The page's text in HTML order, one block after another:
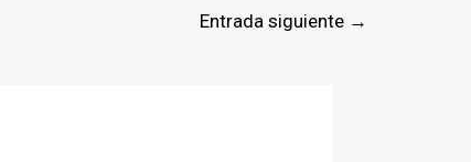
Entrada siguiente →